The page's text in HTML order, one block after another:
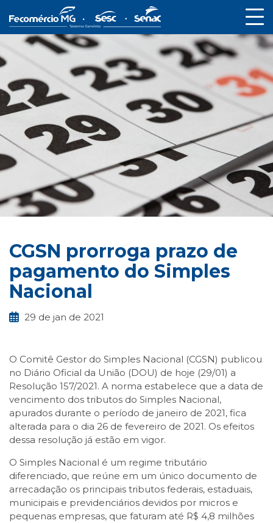
CGSN prorroga prazo de
pagamento do Simples
Nacional
29 de jan de 2021
O Comitê Gestor do Simples Nacional (CGSN) publicou
no Diário Oficial da União (DOU) de hoje (29/01) a
Resolução 157/2021. A norma estabelece que a data de
vencimento dos tributos do Simples Nacional,
apurados durante o período de janeiro de 2021, fica
alterada para o dia 26 de fevereiro de 2021. Os efeitos
dessa resolução já estão em vigor.
O Simples Nacional é um regime tributário
diferenciado, que reúne em um único documento de
arrecadação os principais tributos federais, estaduais,
municipais e previdenciários devidos por micros e
pequenas empresas, que faturam até R$ 4,8 milhões